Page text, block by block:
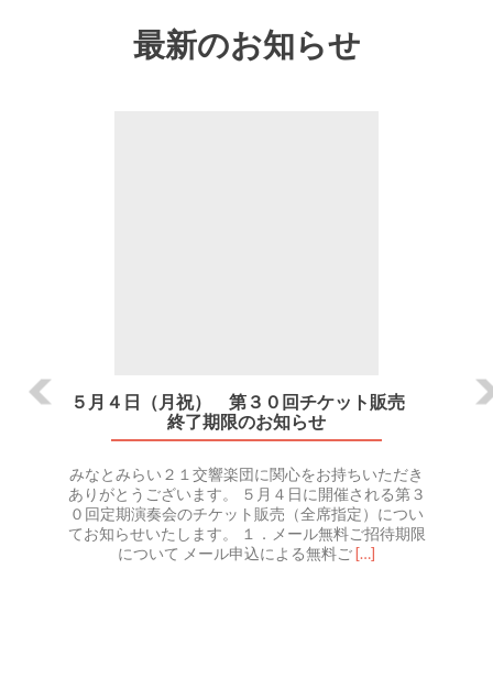
最新のお知らせ
５月４日（月祝） 第３０回チケット販売
終了期限のお知らせ
みなとみらい２１交響楽団に関心をお持ちいただき
ありがとうございます。 ５月４日に開催される第３
０回定期演奏会のチケット販売（全席指定）につい
てお知らせいたします。 １．メール無料ご招待期限
について メール申込による無料ごRead
[…]